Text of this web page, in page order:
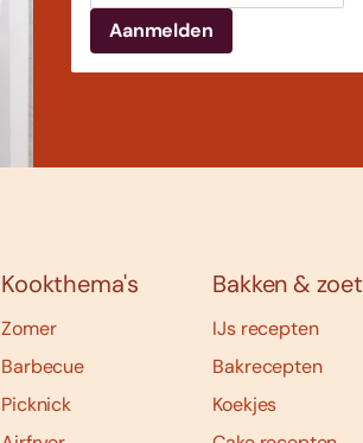
Kookthema's
Zomer
Barbecue
Picknick
Bakken & zoet
IJs recepten
Bakrecepten
Koekjes